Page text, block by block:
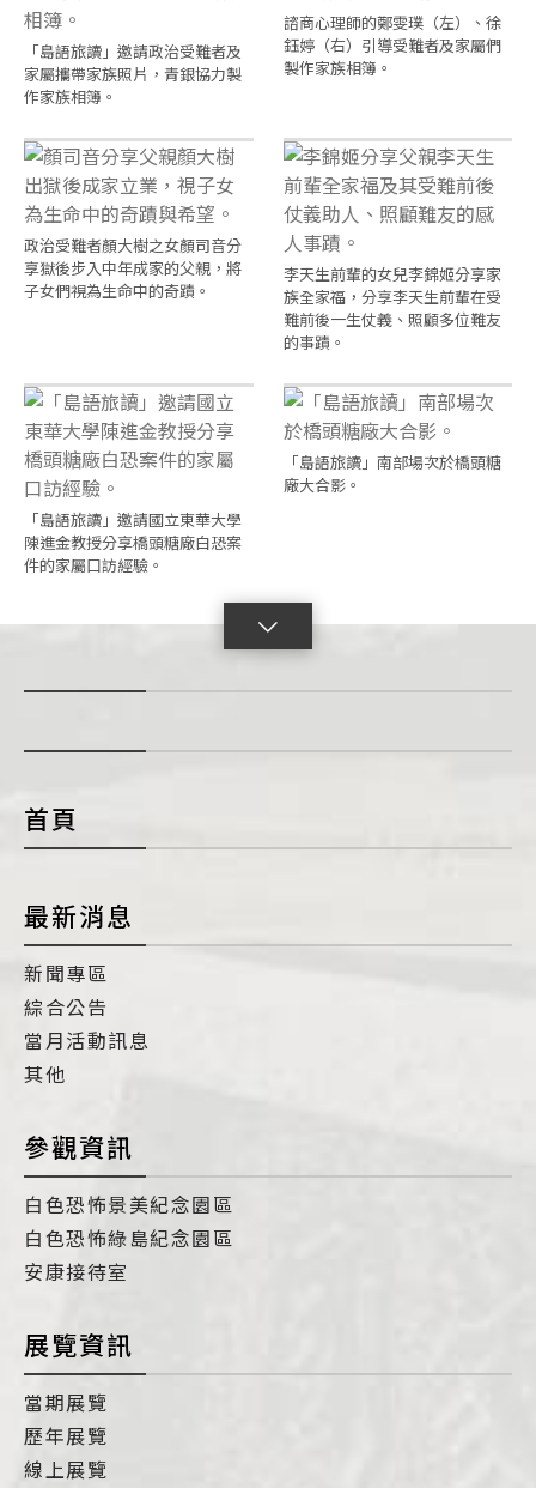
「島語旅讀」邀請政治受難者及
家屬攜帶家族照片，青銀協力製
作家族相簿。
諮商心理師的鄭雯璞（左）、徐
鈺婷（右）引導受難者及家屬們
製作家族相簿。
政治受難者顏大樹之女顏司音分
享獄後步入中年成家的父親，將
子女們視為生命中的奇蹟。
李天生前輩的女兒李錦姬分享家
族全家福，分享李天生前輩在受
難前後一生仗義、照顧多位難友
的事蹟。
「島語旅讀」邀請國立東華大學
陳進金教授分享橋頭糖廠白恐案
件的家屬口訪經驗。
「島語旅讀」南部場次於橋頭糖
廠大合影。
首頁
最新消息
新聞專區
綜合公告
當月活動訊息
其他
參觀資訊
白色恐怖景美紀念園區
白色恐怖綠島紀念園區
安康接待室
展覽資訊
當期展覽
歷年展覽
線上展覽